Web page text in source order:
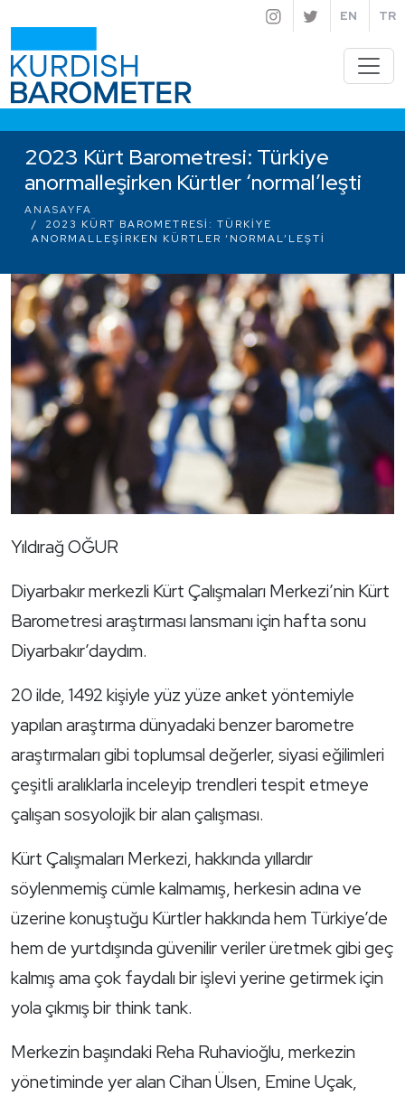
EN TR
2023 Kürt Barometresi: Türkiye
anormalleşirken Kürtler ‘normal’leşti
ANASAYFA
2023 KÜRT BAROMETRESI: TÜRKIYE
ANORMALLEŞIRKEN KÜRTLER ‘NORMAL’LEŞTI
Yıldırağ OĞUR
Diyarbakır merkezli Kürt Çalışmaları Merkezi’nin Kürt
Barometresi araştırması lansmanı için hafta sonu
Diyarbakır’daydım.
20 ilde, 1492 kişiyle yüz yüze anket yöntemiyle
yapılan araştırma dünyadaki benzer barometre
araştırmaları gibi toplumsal değerler, siyasi eğilimleri
çeşitli aralıklarla inceleyip trendleri tespit etmeye
çalışan sosyolojik bir alan çalışması.
Kürt Çalışmaları Merkezi, hakkında yıllardır
söylenmemiş cümle kalmamış, herkesin adına ve
üzerine konuştuğu Kürtler hakkında hem Türkiye’de
hem de yurtdışında güvenilir veriler üretmek gibi geç
kalmış ama çok faydalı bir işlevi yerine getirmek için
yola çıkmış bir think tank.
Merkezin başındaki Reha Ruhavioğlu, merkezin
yönetiminde yer alan Cihan Ülsen, Emine Uçak,